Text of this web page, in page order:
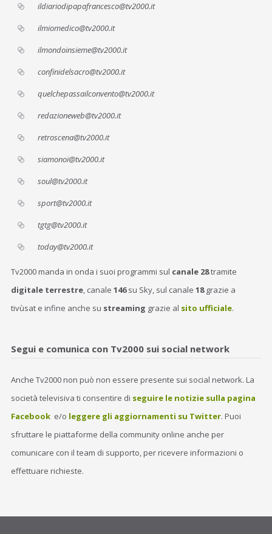
ildiariodipapafrancesco@tv2000.it
ilmiomedico@tv2000.it
ilmondoinsieme@tv2000.it
confinidelsacro@tv2000.it
quelchepassailconvento@tv2000.it
redazioneweb@tv2000.it
retroscena@tv2000.it
siamonoi@tv2000.it
soul@tv2000.it
sport@tv2000.it
tgtg@tv2000.it
today@tv2000.it
Tv2000 manda in onda i suoi programmi sul canale 28tramite
digitale terrestre, canale 146su Sky, sul canale 18grazie a
tivùsat e infine anche su streaming grazie al sito ufficiale.
Segui e comunica con Tv2000 sui social network
Anche Tv2000 non può non essere presente sui social network. La
società televisiva ti consentire di seguire le notizie sulla pagina
Facebooke/o leggere gli aggiornamenti su Twitter. Puoi
sfruttare le piattaforme della community online anche per
comunicare con il team di supporto, per ricevere informazioni o
effettuare richieste.